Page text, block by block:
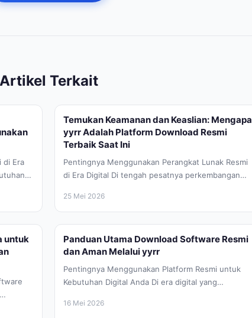
Artikel Terkait
di Era
Temukan Keamanan dan Keaslian: Mengapa
yyrr Adalah Platform Download Resmi
Terbaik Saat Ini
Pentingnya Menggunakan Perangkat Lunak Resmi
di Era Digital Di tengah pesatnya perkembangan
lunak atau aplikasi...
25 Mei 2026
untuk
Panduan Utama Download Software Resmi
dan Aman Melalui yyrr
Pentingnya Menggunakan Platform Resmi untuk
Kebutuhan Digital Anda Di era digital yang
perangkat lunak...
16 Mei 2026